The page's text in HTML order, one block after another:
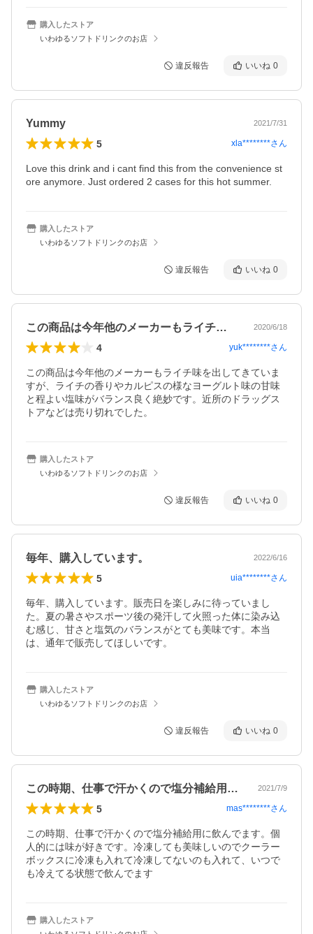
購入したストア
いわゆるソフトドリンクのお店
違反報告 いいね 0
Yummy 2021/7/31
5 xla********さん
Love this drink and i cant find this from the convenience st
ore anymore. Just ordered 2 cases for this hot summer.
購入したストア
いわゆるソフトドリンクのお店
違反報告 いいね 0
この商品は今年他のメーカーもライチ味を… 2020/6/18
4 yuk********さん
この商品は今年他のメーカーもライチ味を出してきていま
すが、ライチの香りやカルピスの様なヨーグルト味の甘味
と程よい塩味がバランス良く絶妙です。近所のドラッグス
トアなどは売り切れでした。
購入したストア
いわゆるソフトドリンクのお店
違反報告 いいね 0
毎年、購入しています。 2022/6/16
5 uia********さん
毎年、購入しています。販売日を楽しみに待っていまし
た。夏の暑さやスポーツ後の発汗して火照った体に染み込
む感じ、甘さと塩気のバランスがとても美味です。本当
は、通年で販売してほしいです。
購入したストア
いわゆるソフトドリンクのお店
違反報告 いいね 0
この時期、仕事で汗かくので塩分補給用に… 2021/7/9
5 mas********さん
この時期、仕事で汗かくので塩分補給用に飲んでます。個
人的には味が好きです。冷凍しても美味しいのでクーラー
ボックスに冷凍も入れて冷凍してないのも入れて、いつで
も冷えてる状態で飲んでます
購入したストア